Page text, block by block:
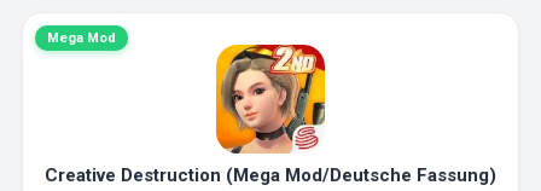
Mega Mod
Creative Destruction (Mega Mod/Deutsche Fassung)